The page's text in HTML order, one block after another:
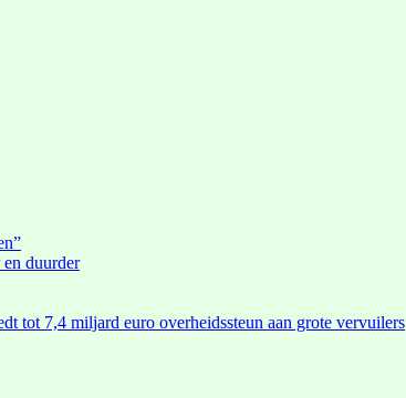
duurder
tot 7,4 miljard euro overheidssteun aan grote vervuilers